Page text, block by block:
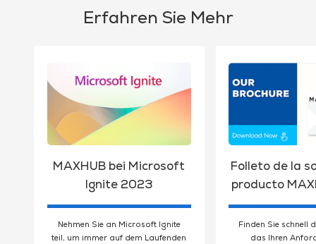
Erfahren Sie Mehr
MAXHUB bei Microsoft
Ignite 2023
Nehmen Sie an Microsoft Ignite
teil, um immer auf dem Laufenden
Folleto de la
producto
Finden Sie schnell
das Ihren